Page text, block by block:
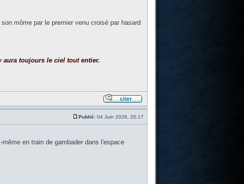
môme par le premier venu croisé par hasard
aura toujours le ciel tout entier.
Publié:04 Juin 2026, 20:17
en train de gambader dans l'espace